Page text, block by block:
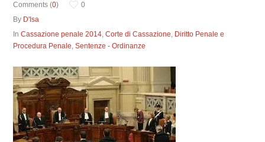
Comments (0)
0
By D'Isa
InCassazione penale 2014,Corte di Cassazione, Diritto Penale e
Procedura Penale,Sentenze - Ordinanze